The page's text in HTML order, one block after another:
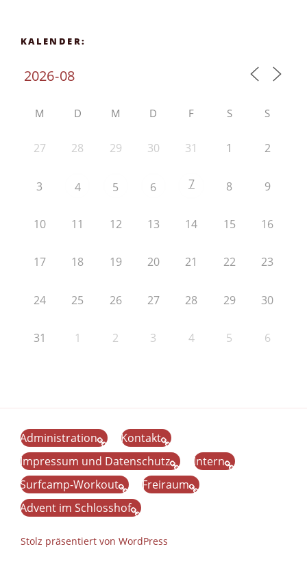
KALENDER:
M D M D F S S
27 28 29 30 31 1 2
3 4 5 6 7 8 9
10 11 12 13 14 15 16
17 18 19 20 21 22 23
24 25 26 27 28 29 30
31 1 2 3 4 5 6
Administration
Kontakt
Impressum und Datenschutz
Intern
Surfcamp-Workout
Freiraum
Advent im Schlosshof
Stolz präsentiert von WordPress